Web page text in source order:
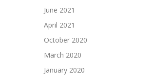
June 2021
April 2021
October 2020
March 2020
January 2020